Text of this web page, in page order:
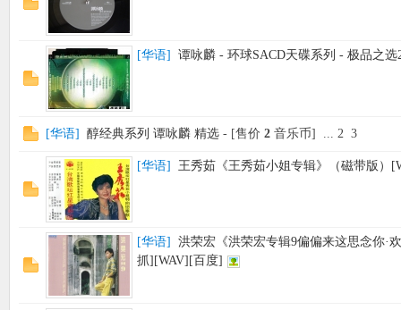
[华语] 谭咏麟 - 环球SACD天碟系列 - 极品之选
[华语] 醇经典系列 谭咏麟 精选 - [售价 2 音乐币] ... 2 3
[华语] 王秀茹《王秀茹小姐专辑》（磁带版）
[华语]
洪荣宏《洪荣宏专辑9偏偏来这思念你·
抓][WAV][百度]